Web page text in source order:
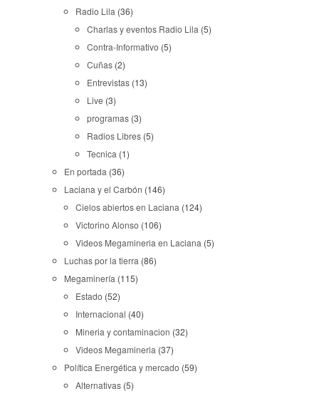
Radio Lila (36)
Charlas y eventos Radio Lila (5)
Contra-Informativo (5)
Cuñas (2)
Entrevistas (13)
Live (3)
programas (3)
Radios Libres (5)
Tecnica (1)
En portada (36)
Laciana y el Carbón (146)
Cielos abiertos en Laciana (124)
Victorino Alonso (106)
Videos Megamineria en Laciana (5)
Luchas por la tierra (86)
Megaminería (115)
Estado (52)
Internacional (40)
Mineria y contaminacion (32)
Videos Megamineria (37)
Política Energética y mercado (59)
Alternativas (5)